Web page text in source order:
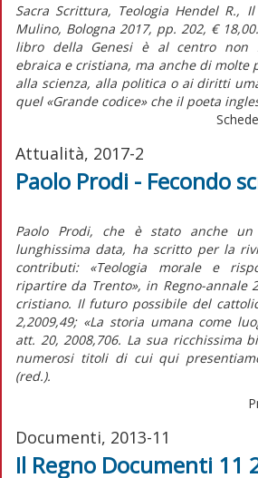
Sacra Scrittura, Teologia Hendel R.,
Mulino, Bologna 2017, pp. 202, €
libro della Genesi è al centro non
ebraica e cristiana, ma anche di molte
alla scienza, alla politica o ai diritti
quel «Grande codice» che il poeta
Attualità, 2017-2
Paolo Prodi - Fecondo
Paolo Prodi, che è stato anche
lunghissima data, ha scritto per la
contributi: «Teologia morale e
ripartire da Trento», in Regno-annale
cristiano. Il futuro possibile del
2,2009,49; «La storia umana come
att. 20, 2008,706. La sua ricchissima
numerosi titoli di cui qui
(red.).
Documenti, 2013-11
Il Regno Documenti 11